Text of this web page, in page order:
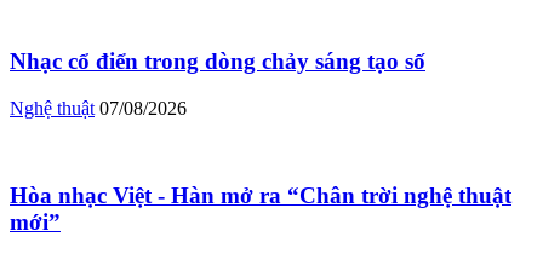
Nhạc cổ điển trong dòng chảy sáng tạo số
Nghệ thuật 07/08/2026
Hòa nhạc Việt - Hàn mở ra “Chân trời nghệ thuật
mới”